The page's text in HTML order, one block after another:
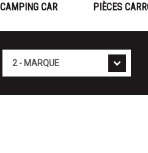
CAR PIÈCES